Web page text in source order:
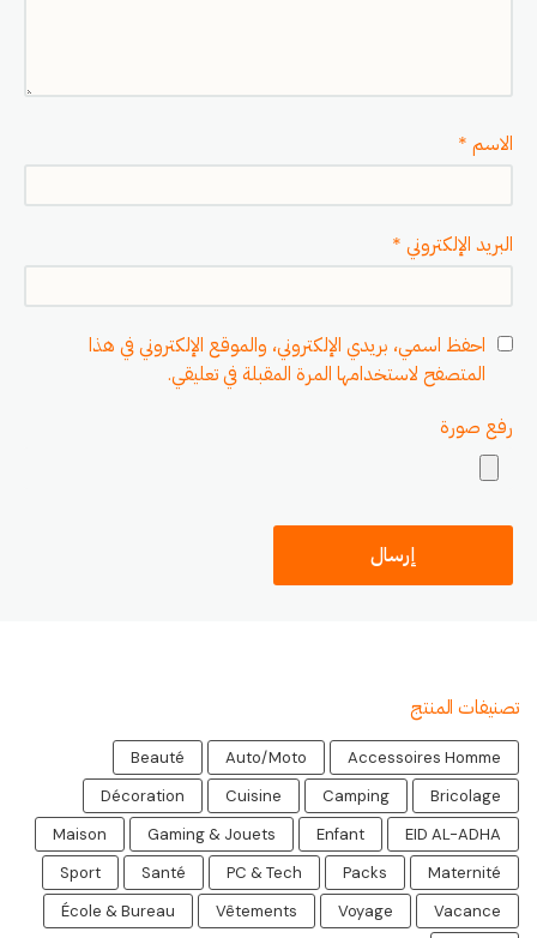
الاسم *
البريد الإلكتروني *
احفظ اسمي، بريدي الإلكتروني، والموقع الإلكتروني في هذا
المتصفح لاستخدامها المرة المقبلة في تعليقي.
رفع صورة
تصنيفات المنتج
Accessoires Homme
Auto/Moto
Beauté
Bricolage
Camping
Cuisine
Décoration
EID AL-ADHA
Enfant
Gaming & Jouets
Maison
Maternité
Packs
PC & Tech
Santé
Sport
Vacance
Voyage
Vêtements
École & Bureau